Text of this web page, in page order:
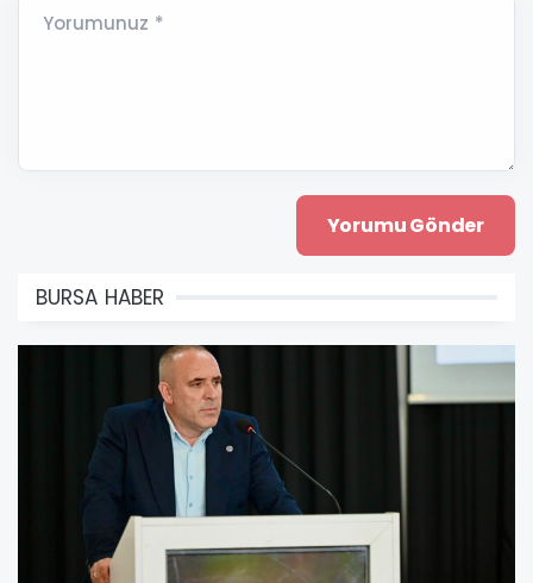
Yorumunuz *
BURSA HABER